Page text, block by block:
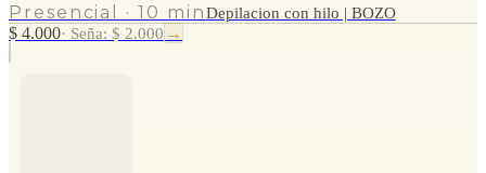
Presencial · 10 minDepilacion con hilo | BOZO
$ 4.000· Seña: $ 2.000 →